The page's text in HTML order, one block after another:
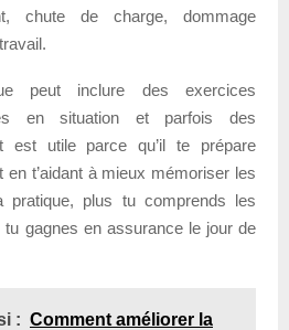
chute de charge, dommage
peut inclure des exercices
en situation et parfois des
est utile parce qu’il te prépare
t’aidant à mieux mémoriser les
pratique, plus tu comprends les
gagnes en assurance le jour de
: Comment améliorer la